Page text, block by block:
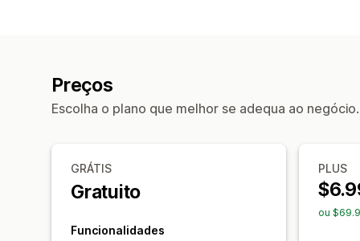
Preços
Escolha o plano que melhor se adequa ao negócio.
GRÁTIS
Gratuito
Funcionalidades
PLUS
ou